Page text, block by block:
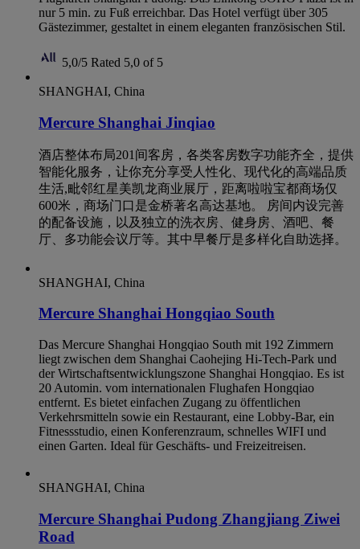
nur 5 min. zu Fuß erreichbar. Das Hotel verfügt über 305
Gästezimmer, gestaltet in einem eleganten französischen Stil.
5,0/5 Rated 5,0 of 5
SHANGHAI, China
Mercure Shanghai Jinqiao
酒店整体布局201间客房，各类客房数字功能齐全，提供
智能化服务，让你充分享受人性化、现代化的高端品质
生活,毗邻红星美凯龙商业展厅，距离啦啦宝都商场仅
600米，商场门口是金桥著名高达基地。 房间内设完善
的配备设施，以及独立的洗衣房、健身房、酒吧、餐
厅、多功能会议厅等。其中早餐厅是多样化自助选择。
SHANGHAI, China
Mercure Shanghai Hongqiao South
Das Mercure Shanghai Hongqiao South mit 192 Zimmern
liegt zwischen dem Shanghai Caohejing Hi-Tech-Park und
der Wirtschaftsentwicklungszone Shanghai Hongqiao. Es ist
20 Automin. vom internationalen Flughafen Hongqiao
entfernt. Es bietet einfachen Zugang zu öffentlichen
Verkehrsmitteln sowie ein Restaurant, eine Lobby-Bar, ein
Fitnessstudio, einen Konferenzraum, schnelles WIFI und
einen Garten. Ideal für Geschäfts- und Freizeitreisen.
SHANGHAI, China
Mercure Shanghai Pudong Zhangjiang Ziwei
Road